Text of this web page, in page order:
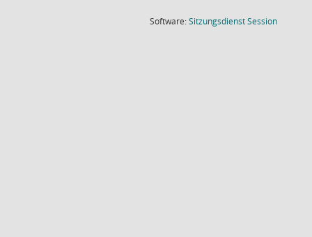
Software:SitzungsdienstSession(Wird in